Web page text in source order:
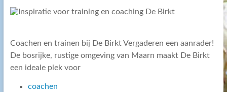
Coachen en trainen bij De Birkt Vergaderen een aanrader!
De bosrijke, rustige omgeving van Maarn maakt De Birkt
een ideale plek voor
coachen